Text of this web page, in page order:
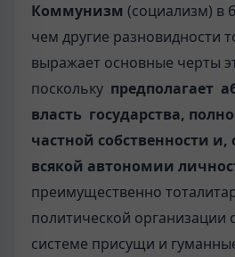
Коммунизм (социализм) в
чем другие разновидности
выражает основные черты
поскольку предполагает
власть государства,
частной собственности и,
всякой автономии
преимущественно
политической организации
системе присущи и